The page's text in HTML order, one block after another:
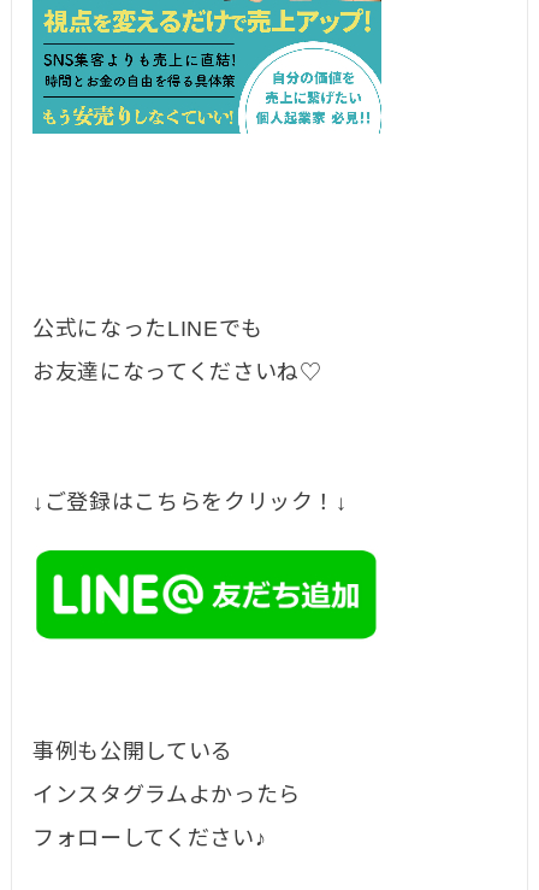
公式になったLINEでも
お友達になってくださいね♡
↓ご登録はこちらをクリック！↓
事例も公開している
インスタグラムよかったら
フォローしてください♪